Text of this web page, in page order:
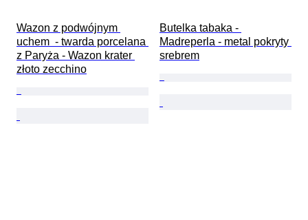
Wazon z podwójnym
uchem  - twarda porcelana
z Paryża - Wazon krater
złoto zecchino
Butelka tabaka -
Madreperla - metal pokryty
srebrem